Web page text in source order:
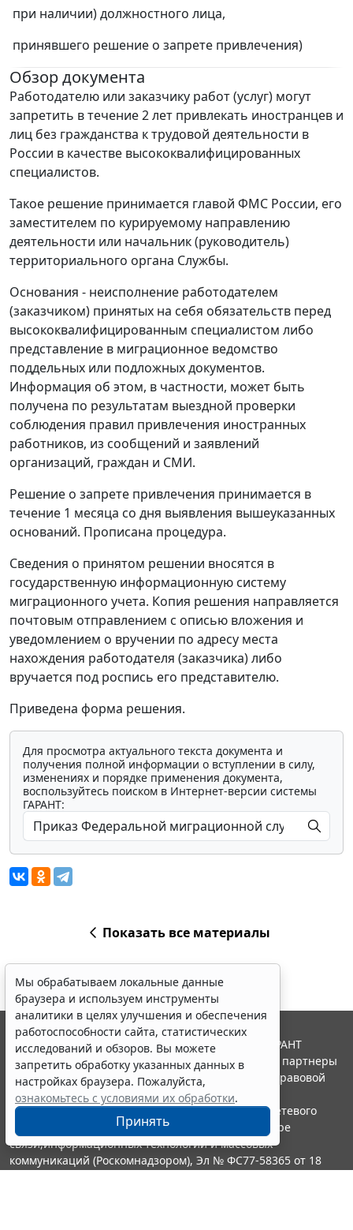
при наличии) должностного лица,
принявшего решение о запрете привлечения)
Обзор документа
Работодателю или заказчику работ (услуг) могут
запретить в течение 2 лет привлекать иностранцев и
лиц без гражданства к трудовой деятельности в
России в качестве высококвалифицированных
специалистов.
Такое решение принимается главой ФМС России, его
заместителем по курируемому направлению
деятельности или начальник (руководитель)
территориального органа Службы.
Основания - неисполнение работодателем
(заказчиком) принятых на себя обязательств перед
высококвалифицированным специалистом либо
представление в миграционное ведомство
поддельных или подложных документов.
Информация об этом, в частности, может быть
получена по результатам выездной проверки
соблюдения правил привлечения иностранных
работников, из сообщений и заявлений
организаций, граждан и СМИ.
Решение о запрете привлечения принимается в
течение 1 месяца со дня выявления вышеуказанных
оснований. Прописана процедура.
Сведения о принятом решении вносятся в
государственную информационную систему
миграционного учета. Копия решения направляется
почтовым отправлением с описью вложения и
уведомлением о вручении по адресу места
нахождения работодателя (заказчика) либо
вручается под роспись его представителю.
Приведена форма решения.
Для просмотра актуального текста документа и
получения полной информации о вступлении в силу,
изменениях и порядке применения документа,
воспользуйтесь поиском в Интернет-версии системы
ГАРАНТ:
Показать все материалы
Мы обрабатываем локальные данные
браузера и используем инструменты
аналитики в целях улучшения и обеспечения
работоспособности сайта, статистических
исследований и обзоров. Вы можете
запретить обработку указанных данных в
настройках браузера. Пожалуйста,
ознакомьтесь с условиями их обработки.
Принять
© ООО "НПП "ГАРАНТ-СЕРВИС", 2026. Система ГАРАНТ
выпускается с 1990 года. Компания "Гарант" и ее партнеры
являются участниками Российской ассоциации правовой
информации ГАРАНТ.
Портал ГАРАНТ.РУ зарегистрирован в качестве сетевого
издания Федеральной службой по надзору в сфере
связи,информационных технологий и массовых
коммуникаций (Роскомнадзором), Эл № ФС77-58365 от 18